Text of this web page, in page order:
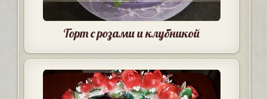
Торт с розами и клубникой